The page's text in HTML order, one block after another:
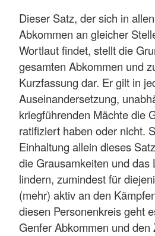
Dieser Satz, der sich in
Abkommen an gleicher
Wortlaut findet, stellt die
gesamten Abkommen und
Kurzfassung dar. Er gilt in
Auseinandersetzung,
kriegführenden Mächte die
ratifiziert haben oder nicht.
Einhaltung allein dieses
die Grausamkeiten und das
lindern, zumindest für
(mehr) aktiv an den
diesen Personenkreis geht
Genfer Abkommen und den